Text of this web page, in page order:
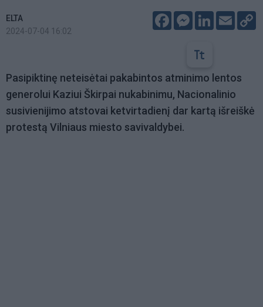
ELTA
2024-07-04 16:02
FacebookMessenger
LinkedIn
Email
Pasipiktinę neteisėtai pakabintos atminimo lentos
generolui Kaziui Škirpai nukabinimu, Nacionalinio
susivienijimo atstovai ketvirtadienį dar kartą išreiškė
protestą Vilniaus miesto savivaldybei.